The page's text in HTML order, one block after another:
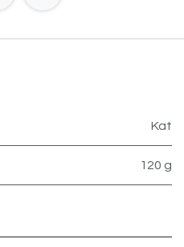
Kat
120 g